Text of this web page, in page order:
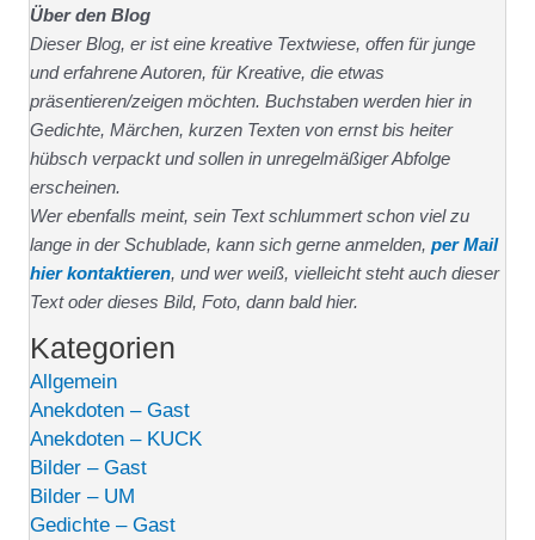
Über den Blog
Dieser Blog, er ist eine kreative Textwiese, offen für junge
und erfahrene Autoren, für Kreative, die etwas
präsentieren/zeigen möchten. Buchstaben werden hier in
Gedichte, Märchen, kurzen Texten von ernst bis heiter
hübsch verpackt und sollen in unregelmäßiger Abfolge
erscheinen.
Wer ebenfalls meint, sein Text schlummert schon viel zu
lange in der Schublade, kann sich gerne anmelden, per Mail
hier kontaktieren, und wer weiß, vielleicht steht auch dieser
Text oder dieses Bild, Foto, dann bald hier.
Kategorien
Allgemein
Anekdoten – Gast
Anekdoten – KUCK
Bilder – Gast
Bilder – UM
Gedichte – Gast